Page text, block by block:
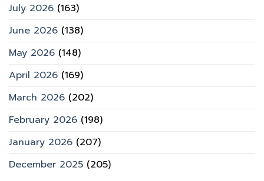
July 2026 (163)
June 2026 (138)
May 2026 (148)
April 2026 (169)
March 2026 (202)
February 2026 (198)
January 2026 (207)
December 2025 (205)